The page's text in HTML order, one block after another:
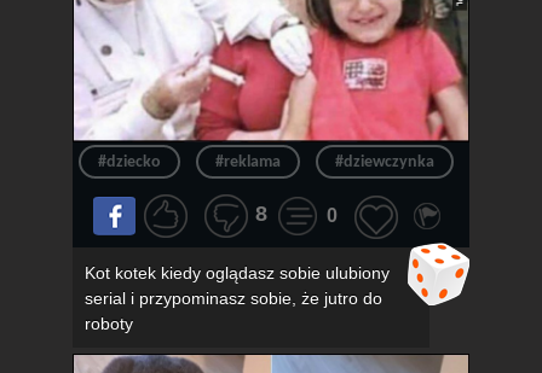
#dziecko #reklama #dziewczynka
8 0
Kot kotek kiedy oglądasz sobie ulubiony
serial i przypominasz sobie, że jutro do
roboty